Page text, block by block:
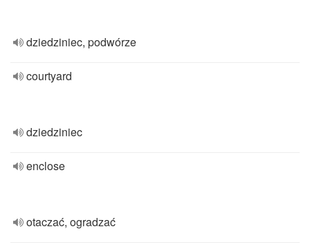
dziedziniec, podwórze
courtyard
dziedziniec
enclose
otaczać, ogradzać